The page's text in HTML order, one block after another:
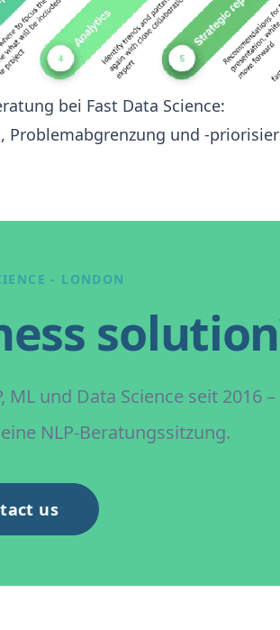
bei Fast Data Science:
und -
- LONDON
ML und Data Science seit 2016 –
NLP-Beratungssitzung.
us